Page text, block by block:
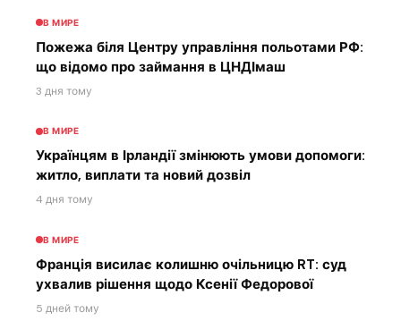
В МИРЕ
Пожежа біля Центру управління польотами РФ:
що відомо про займання в ЦНДІмаш
3 дня тому
В МИРЕ
Українцям в Ірландії змінюють умови допомоги:
житло, виплати та новий дозвіл
4 дня тому
В МИРЕ
Франція висилає колишню очільницю RT: суд
ухвалив рішення щодо Ксенії Федорової
5 дней тому